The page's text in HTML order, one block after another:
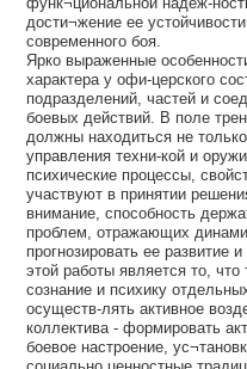
дости¬жение ее
современного боя.
Ярко выраженные
характера у офи-церского
подразделений, частей и
боевых действий. В поле
должны находиться не
управления техни-кой и
психические процессы,
участвуют в принятии
внимание, способность
проблем, отражающих
прогнозировать ее развитие
этой работы является то, что
сознание и психику
осуществ-лять активное
коллектива - формировать
боевое настроение,